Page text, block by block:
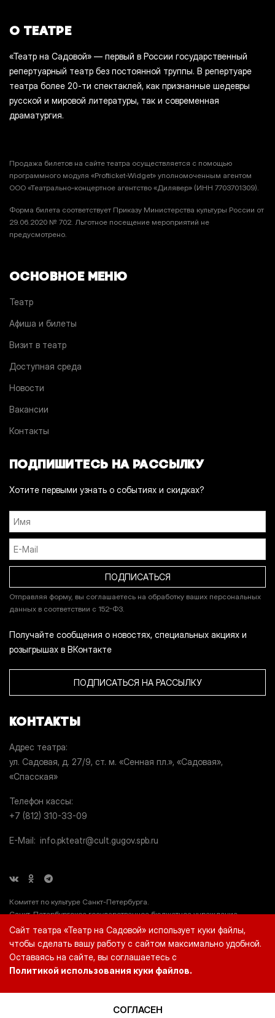
О ТЕАТРЕ
«Театр на Садовой» — первый в России государственный
репертуарный театр без постоянной труппы. В репертуаре
театра более 20-ти спектаклей, как признанные шедевры
русской и мировой литературы, так и современная
драматургия.
Продажа билетов на сайте театра осуществляется с помощью
программного модуля «Profticket-Widget» уполномоченным агентом
ООО «Театрально-концертное агентство «Дилявер» (ИНН 7703701309).
Форма билета соответствует Приказу Министерства культуры России от
29.06.2020 № 702. Льготное посещение мероприятий не
предусмотрено.
ОСНОВНОЕ МЕНЮ
Театр
Афиша и билеты
Визит в театр
Доступная среда
Новости
Вакансии
Контакты
ПОДПИШИТЕСЬ НА РАССЫЛКУ
Хотите первыми узнать о событиях и скидках?
Отправляя форму, вы соглашаетесь на обработку ваших персональных
данных в соответствии с 152-ФЗ.
Получайте сообщения о новостях, специальных акциях и
розыгрышах в ВКонтакте
ПОДПИСАТЬСЯ НА РАССЫЛКУ
КОНТАКТЫ
Адрес театра
ул. Садовая, д. 27/9, ст. м. «Сенная пл.», «Садовая»,
«Спасская»
Телефон кассы
+7 (812) 310-33-09
E-Mail info.pkteatr@cult.gugov.spb.ru
Комитет по культуре Санкт-Петербурга.
Санкт-Петербургское государственное бюджетное учреждение
культуры «Театр на Садовой» (СПб ГБУК «Театр на Садовой»), ИНН
7812044660.
Создание сайта — Molinos.Ru
Сайт театра «Театр на Садовой» использует куки файлы,
чтобы сделать вашу работу с сайтом максимально удобной.
Оставаясь на сайте, вы соглашаетесь с
Политикой использования куки файлов.
СОГЛАСЕН